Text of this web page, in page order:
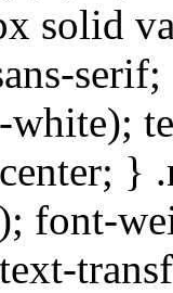
solid
}
font-